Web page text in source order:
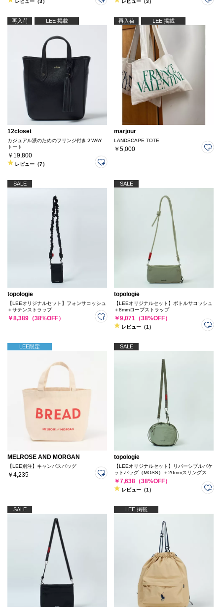
レビュー（3） レビュー（3）
再入荷 LEE 掲載
12closet
カジュアル派のためのフリンジ付き２WAY
トート
￥19,800
レビュー（7）
再入荷 LEE 掲載
marjour
LANDSCAPE TOTE
￥5,000
SALE
topologie
【LEEオリジナルセット】フォンサコッシュ
＋サテンストラップ
￥8,389（38%OFF）
SALE
topologie
【LEEオリジナルセット】ボトルサコッシュ
＋8mmロープストラップ
￥9,071（38%OFF）
レビュー（1）
LEE限定
MELROSE AND MORGAN
【LEE別注】キャンバスバッグ
￥4,235
SALE
topologie
【LEEオリジナルセット】リバーシブルバケ
ットバッグ（MOSS）＋20mmスリングスト
ラップ
￥7,638（38%OFF）
レビュー（1）
SALE LEE 掲載